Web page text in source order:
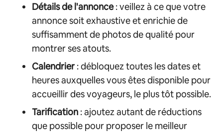
Détails de l'annonce: veillez à ce que votre
annonce soit exhaustive et enrichie de
suffisamment de photos de qualité pour
montrer ses atouts.
Calendrier : débloquez toutes les dates et
heures auxquelles vous êtes disponible pour
accueillir des voyageurs, le plus tôt possible.
Tarification : ajoutez autant de réductions
que possible pour proposer le meilleur